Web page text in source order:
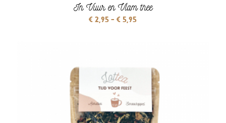
In Vuur en Vlam thee
€ 2,95 - € 5,95Prijsklasse: